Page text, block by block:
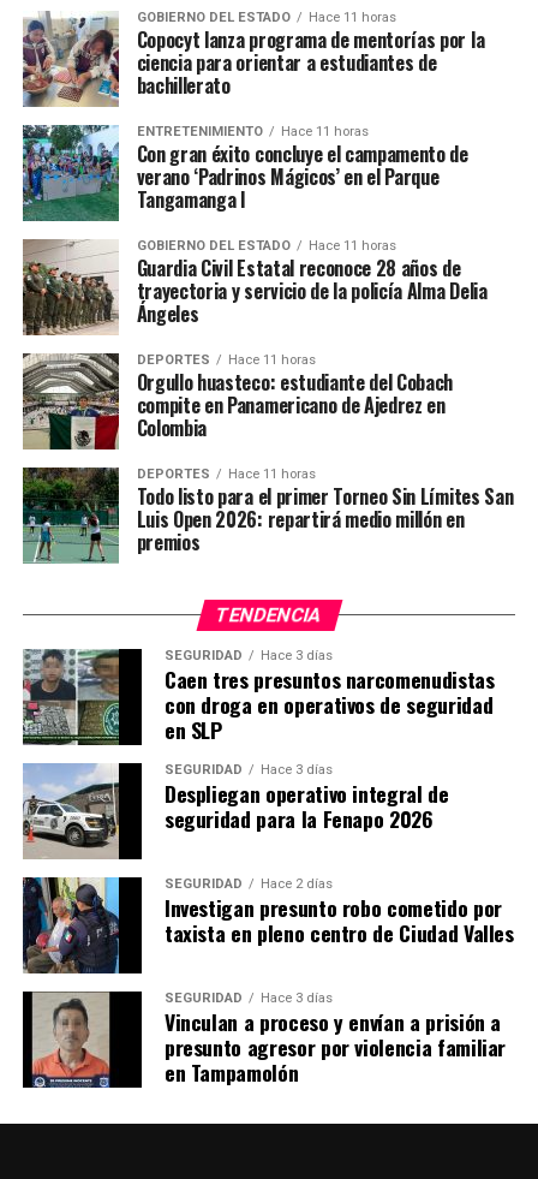
GOBIERNO DEL ESTADO Hace 11 horas
Copocyt lanza programa de mentorías por la
ciencia para orientar a estudiantes de
bachillerato
ENTRETENIMIENTO Hace 11 horas
Con gran éxito concluye el campamento de
verano ‘Padrinos Mágicos’ en el Parque
Tangamanga I
GOBIERNO DEL ESTADO Hace 11 horas
Guardia Civil Estatal reconoce 28 años de
trayectoria y servicio de la policía Alma Delia
Ángeles
DEPORTES Hace 11 horas
Orgullo huasteco: estudiante del Cobach
compite en Panamericano de Ajedrez en
Colombia
DEPORTES Hace 11 horas
Todo listo para el primer Torneo Sin Límites San
Luis Open 2026: repartirá medio millón en
premios
TENDENCIA
SEGURIDAD Hace 3 días
Caen tres presuntos narcomenudistas
con droga en operativos de seguridad
en SLP
SEGURIDAD Hace 3 días
Despliegan operativo integral de
seguridad para la Fenapo 2026
SEGURIDAD Hace 2 días
Investigan presunto robo cometido por
taxista en pleno centro de Ciudad Valles
SEGURIDAD Hace 3 días
Vinculan a proceso y envían a prisión a
presunto agresor por violencia familiar
en Tampamolón